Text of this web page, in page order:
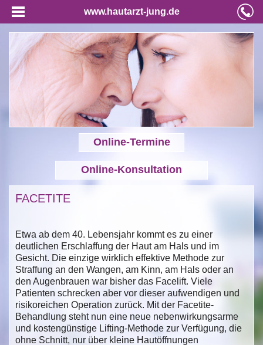
www.hautarzt-jung.de
Online-Termine
Online-Konsultation
FACETITE
Etwa ab dem 40. Lebensjahr kommt es zu einer
deutlichen Erschlaffung der Haut am Hals und im
Gesicht. Die einzige wirklich effektive Methode zur
Straffung an den Wangen, am Kinn, am Hals oder an
den Augenbrauen war bisher das Facelift. Viele
Patienten schrecken aber vor dieser aufwendigen und
risikoreichen Operation zurück. Mit der Facetite-
Behandlung steht nun eine neue nebenwirkungsarme
und kostengünstige Lifting-Methode zur Verfügung, die
ohne Schnitt, nur über kleine Hautöffnungen